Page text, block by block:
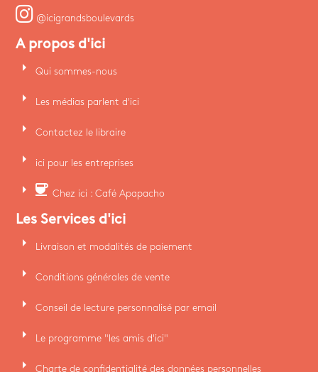
@icigrandsboulevards
A propos d'ici
arrow_right Qui sommes-nous
arrow_right Les médias parlent d'ici
arrow_right Contactez le libraire
arrow_right ici pour les entreprises
arrow_right coffee Chez ici : Café Apapacho
Les Services d'ici
arrow_right Livraison et modalités de paiement
arrow_right Conditions générales de vente
arrow_right Conseil de lecture personnalisé par email
arrow_right Le programme "les amis d'ici"
arrow_right Charte de confidentialité des données personnelles